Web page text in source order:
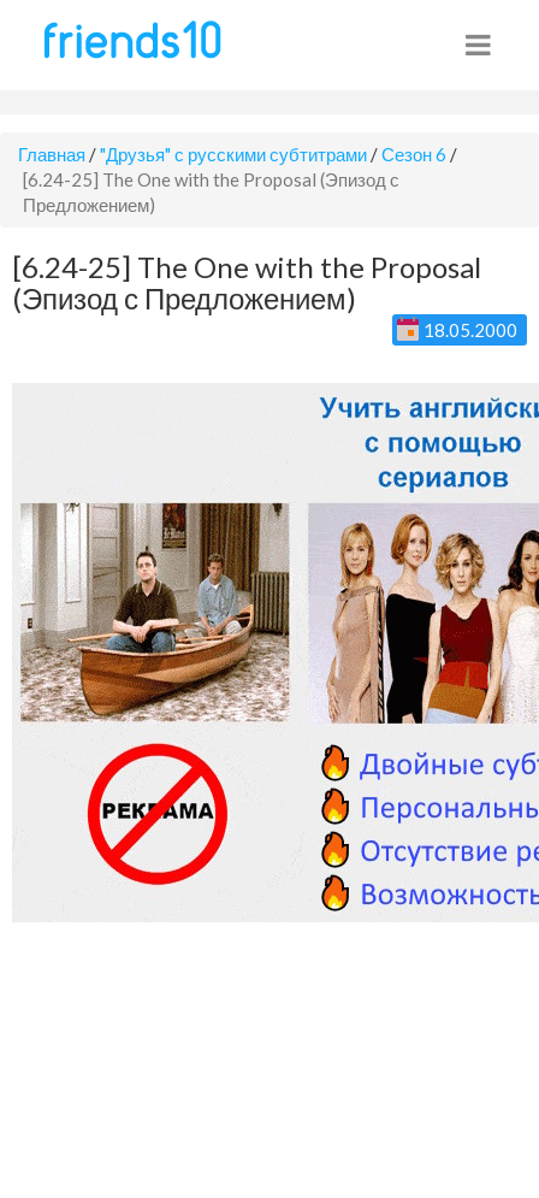
Главная /"Друзья" с русскими субтитрами /Сезон 6 /
[6.24-25] The One with the Proposal (Эпизод с
Предложением)
[6.24-25] The One with the Proposal
(Эпизод с Предложением)
18.05.2000